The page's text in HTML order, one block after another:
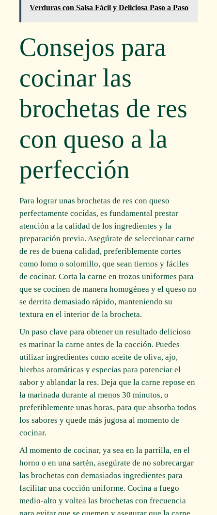
Verduras con Salsa Fácil y Deliciosa Paso a Paso
Consejos para
cocinar las
brochetas de res
con queso a la
perfección
Para lograr unas brochetas de res con queso
perfectamente cocidas, es fundamental prestar
atención a la calidad de los ingredientes y la
preparación previa. Asegúrate de seleccionar carne
de res de buena calidad, preferiblemente cortes
como lomo o solomillo, que sean tiernos y fáciles
de cocinar. Corta la carne en trozos uniformes para
que se cocinen de manera homogénea y el queso no
se derrita demasiado rápido, manteniendo su
textura en el interior de la brocheta.
Un paso clave para obtener un resultado delicioso
es marinar la carne antes de la cocción. Puedes
utilizar ingredientes como aceite de oliva, ajo,
hierbas aromáticas y especias para potenciar el
sabor y ablandar la res. Deja que la carne repose en
la marinada durante al menos 30 minutos, o
preferiblemente unas horas, para que absorba todos
los sabores y quede más jugosa al momento de
cocinar.
Al momento de cocinar, ya sea en la parrilla, en el
horno o en una sartén, asegúrate de no sobrecargar
las brochetas con demasiados ingredientes para
facilitar una cocción uniforme. Cocina a fuego
medio-alto y voltea las brochetas con frecuencia
para evitar que se quemen y asegurar que la carne